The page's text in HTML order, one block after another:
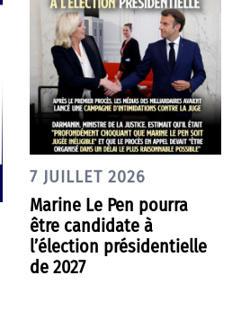
7 JUILLET 2026
Marine Le Pen pourra
être candidate à
l’élection présidentielle
de 2027